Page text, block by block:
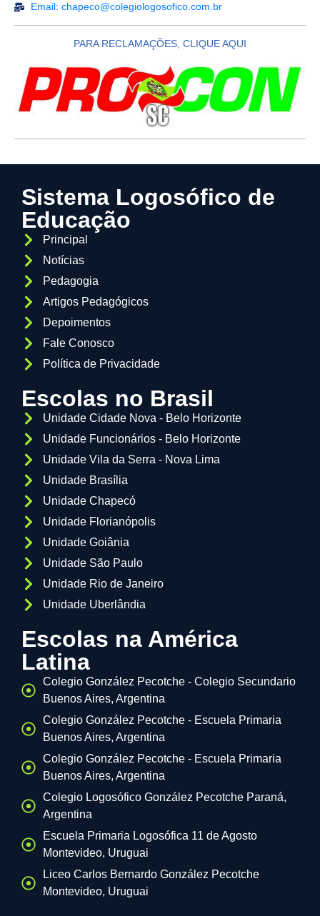
Email: chapeco@colegiologosofico.com.br
PARA RECLAMAÇÕES, CLIQUE AQUI
Sistema Logosófico de
Educação
Principal
Notícias
Pedagogia
Artigos Pedagógicos
Depoimentos
Fale Conosco
Política de Privacidade
Escolas no Brasil
Unidade Cidade Nova - Belo Horizonte
Unidade Funcionários - Belo Horizonte
Unidade Vila da Serra - Nova Lima
Unidade Brasília
Unidade Chapecó
Unidade Florianópolis
Unidade Goiânia
Unidade São Paulo
Unidade Rio de Janeiro
Unidade Uberlândia
Escolas na América
Latina
Colegio González Pecotche - Colegio Secundario
Buenos Aires, Argentina
Colegio González Pecotche - Escuela Primaria
Buenos Aires, Argentina
Colegio González Pecotche - Escuela Primaria
Buenos Aires, Argentina
Colegio Logosófico González Pecotche Paraná,
Argentina
Escuela Primaria Logosófica 11 de Agosto
Montevideo, Uruguai
Liceo Carlos Bernardo González Pecotche
Montevideo, Uruguai